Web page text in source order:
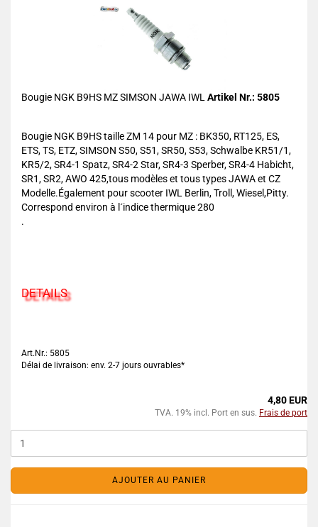
Bougie NGK B9HS MZ SIMSON JAWA IWL Artikel Nr.: 5805
Bougie NGK B9HS taille ZM 14 pour MZ : BK350, RT125, ES,
ETS, TS, ETZ, SIMSON S50, S51, SR50, S53, Schwalbe KR51/1,
KR5/2, SR4-1 Spatz, SR4-2 Star, SR4-3 Sperber, SR4-4 Habicht,
SR1, SR2, AWO 425,tous modèles et tous types JAWA et CZ
Modelle.Également pour scooter IWL Berlin, Troll, Wiesel,Pitty.
Correspond environ à l´indice thermique 280
.
DETAILS
Art.Nr.: 5805
Délai de livraison: env. 2-7 jours ouvrables*
4,80 EUR
TVA. 19% incl. Port en sus. Frais de port
AJOUTER AU PANIER